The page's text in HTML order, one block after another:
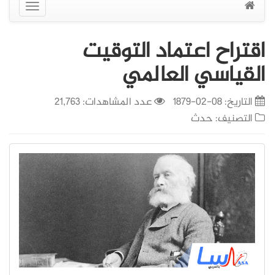
عرض
القائمة
اقتراح اعتماد التوقيت
القياسي العالمي
التاريخ:08-02-1879
عدد المشاهدات: 21,763
التصنيف: حدث